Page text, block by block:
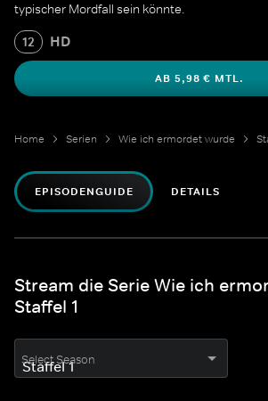
typischer Mordfall sein könnte.
12 HD
AB 5,98 € MTL.
Home Serien Wie ich ermordet wurde
EPISODENGUIDE DETAILS
Stream die Serie Wie ich
Staffel 1
Select Season